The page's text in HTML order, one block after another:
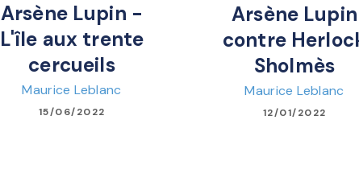
Arsène Lupin -
L'île aux trente
cercueils
Maurice Leblanc
15/06/2022
Arsène Lupin
contre
Sholmès
Maurice Leblanc
12/01/2022